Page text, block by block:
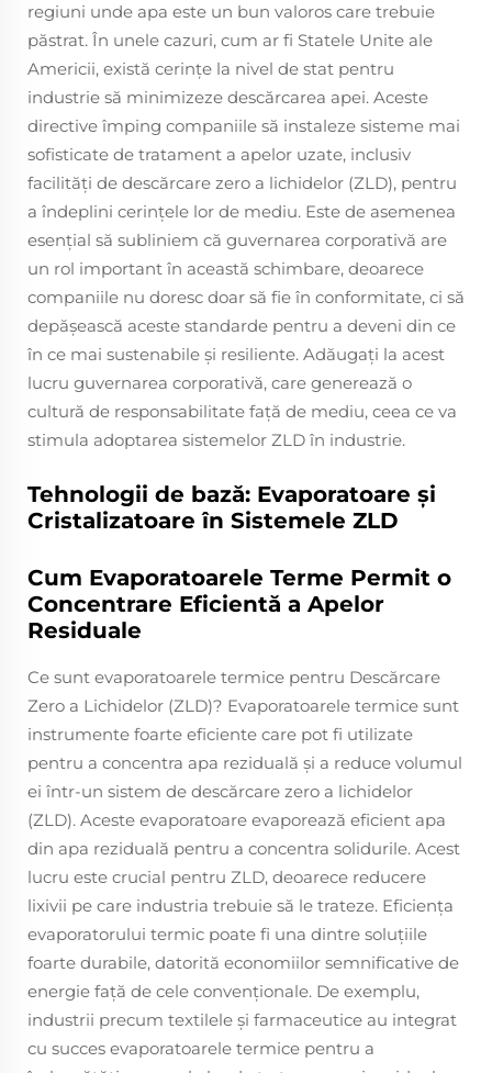
regiuni unde apa este un bun valoros care trebuie
păstrat. În unele cazuri, cum ar fi Statele Unite ale
Americii, există cerințe la nivel de stat pentru
industrie să minimizeze descărcarea apei. Aceste
directive împing companiile să instaleze sisteme mai
sofisticate de tratament a apelor uzate, inclusiv
facilități de descărcare zero a lichidelor (ZLD), pentru
a îndeplini cerințele lor de mediu. Este de asemenea
esențial să subliniem că guvernarea corporativă are
un rol important în această schimbare, deoarece
companiile nu doresc doar să fie în conformitate, ci să
depășească aceste standarde pentru a deveni din ce
în ce mai sustenabile și resiliente. Adăugați la acest
lucru guvernarea corporativă, care generează o
cultură de responsabilitate față de mediu, ceea ce va
stimula adoptarea sistemelor ZLD în industrie.
Tehnologii de bază: Evaporatoare și
Cristalizatoare în Sistemele ZLD
Cum Evaporatoarele Terme Permit o
Concentrare Eficientă a Apelor
Residuale
Ce sunt evaporatoarele termice pentru Descărcare
Zero a Lichidelor (ZLD)? Evaporatoarele termice sunt
instrumente foarte eficiente care pot fi utilizate
pentru a concentra apa reziduală și a reduce volumul
ei într-un sistem de descărcare zero a lichidelor
(ZLD). Aceste evaporatoare evaporează eficient apa
din apa reziduală pentru a concentra solidurile. Acest
lucru este crucial pentru ZLD, deoarece reducere
lixivii pe care industria trebuie să le trateze. Eficiența
evaporatorului termic poate fi una dintre soluțiile
foarte durabile, datorită economiilor semnificative de
energie față de cele convenționale. De exemplu,
industrii precum textilele și farmaceutice au integrat
cu succes evaporatoarele termice pentru a